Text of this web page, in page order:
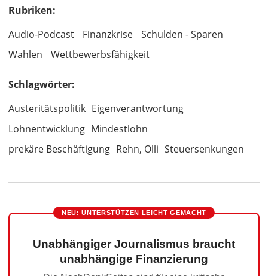
Rubriken:
Audio-Podcast
Finanzkrise
Schulden - Sparen
Wahlen
Wettbewerbsfähigkeit
Schlagwörter:
Austeritätspolitik Eigenverantwortung
Lohnentwicklung Mindestlohn
prekäre Beschäftigung Rehn, Olli Steuersenkungen
NEU: UNTERSTÜTZEN LEICHT GEMACHT
Unabhängiger Journalismus braucht
unabhängige Finanzierung